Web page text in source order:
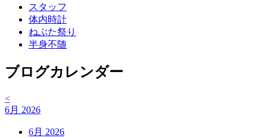
スタッフ
体内時計
ねぶた祭り
半身不随
ブログカレンダー
<
6月 2026
6月 2026